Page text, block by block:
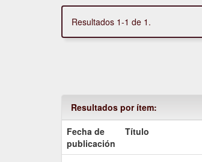
Resultados 1-1 de 1.
Resultados por ítem:
Fecha de
publicación
Título